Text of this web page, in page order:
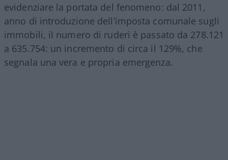
evidenziare la portata del fenomeno: dal 2011,
anno di introduzione dell’imposta comunale sugli
immobili, il numero di ruderi è passato da 278.121
a 635.754: un incremento di circa il 129%, che
segnala una vera e propria emergenza.